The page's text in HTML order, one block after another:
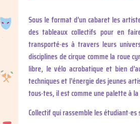
Sous le format d’un cabaret les
des tableaux collectifs pour en
transporté·es à travers leurs
disciplines de cirque comme la roue
libre, le vélo acrobatique et bien
techniques et l’énergie des jeunes
tous·tes, il est comme une palette à
Collectif qui rassemble les étudiant·es